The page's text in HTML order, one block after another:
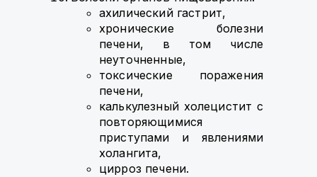
ахилический гастрит,
хронические болезни
печени, в том числе
неуточненные,
токсические поражения
печени,
калькулезный холецистит с
повторяющимися
приступами и явлениями
холангита,
цирроз печени.